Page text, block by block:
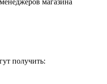
получить: